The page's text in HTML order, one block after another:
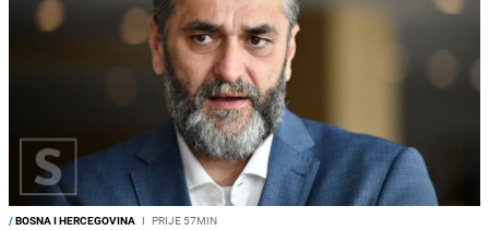
/BOSNA I HERCEGOVINA I PRIJE 57MIN